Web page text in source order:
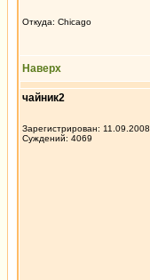
Откуда: Chicago
Наверх
чайник2
Зарегистрирован: 11.09.2008
Суждений: 4069